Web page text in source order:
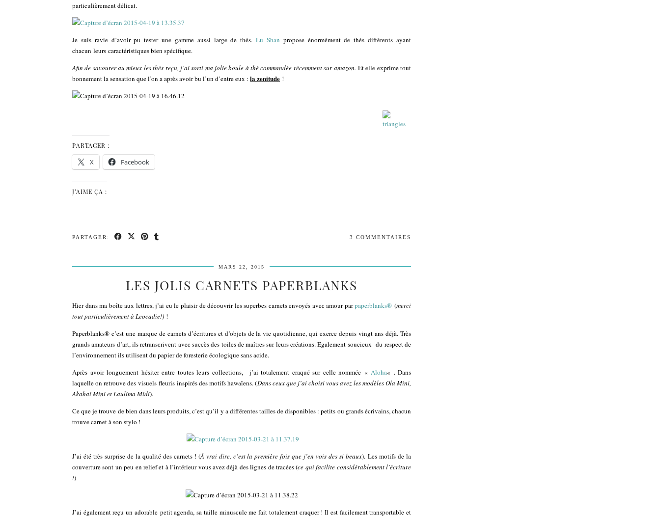
particulièrement délicat.
Je suis ravie d’avoir pu tester une gamme aussi large de thés.Lu Shan propose énormément de thés différents ayant
chacun leurs caractéristiques bien spécifique.
Afin de savourer au mieux les thés reçu, j’ai sorti ma jolie boule à thé commandée récemment sur amazon. Et elle exprime tout
bonnement la sensation que l’on a après avoir bu l’un d’entre eux : la zenitude !
PARTAGER :
X Facebook
J’AIME ÇA :
PARTAGER: 3 COMMENTAIRES
MARS 22, 2015
LES JOLIS CARNETS PAPERBLANKS
Hier dans ma boîte aux lettres, j’ai eu le plaisir de découvrir les superbes carnets envoyés avec amour parpaperblanks® (merci
tout particulièrement à Leocadie!) !
Paperblanks® c’est une marque de carnets d’écritures et d’objets de la vie quotidienne, qui exerce depuis vingt ans déjà. Très
grands amateurs d’art, ils retranscrivent avec succès des toiles de maîtres sur leurs créations. Egalement soucieux du respect de
l’environnement ils utilisent du papier de foresterie écologique sans acide.
Après avoir longuement hésiter entre toutes leurs collections, j’ai totalement craqué sur celle nommée « Aloha« . Dans
laquelle on retrouve des visuels fleuris inspirés des motifs hawaïens. (Dans ceux que j’ai choisi vous avez les modèles Ola Mini,
Akahai Mini et Laulima Midi).
Ce que je trouve de bien dans leurs produits, c’est qu’il y a différentes tailles de disponibles : petits ou grands écrivains, chacun
trouve carnet à son stylo !
J’ai été très surprise de la qualité des carnets ! (À vrai dire, c’est la première fois que j’en vois des si beaux). Les motifs de la
couverture sont un peu en relief et à l’intérieur vous avez déjà des lignes de tracées (ce qui facilite considérablement l’écriture
!)
J’ai également reçu un adorable petit agenda, sa taille minuscule me fait totalement craquer ! Il est facilement transportable et